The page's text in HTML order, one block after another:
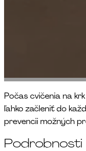
Počas cvičenia na
ľahko začleniť do
prevencii možných
Podrobnosti